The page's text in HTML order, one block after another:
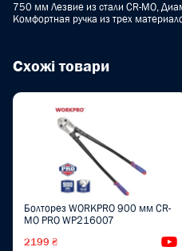
750 мм Лезвие из стали CR-MO,
Комфортная ручка из трех
Схожі товари
Болторез WORKPRO 900 мм CR-
MO PRO WP216007
2199 ₴